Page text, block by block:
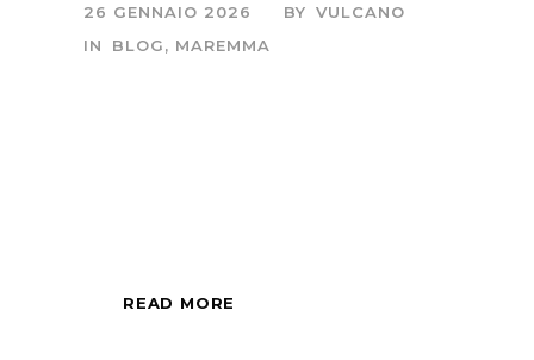
26 GENNAIO 2026 BY VULCANO
IN
BLOG, MAREMMA
READ MORE